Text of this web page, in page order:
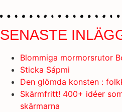
SENASTE
Blommiga mormorsrutor
Sticka Sápmi
Den glömda konsten :
Skärmfritt! 400+ idéer
skärmarna